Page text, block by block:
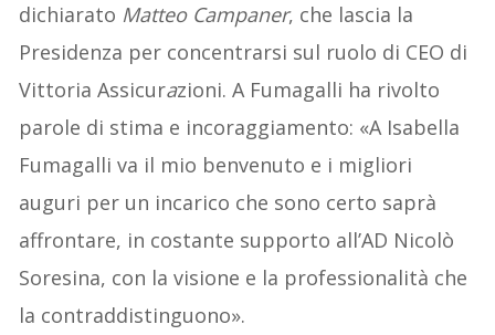
dichiarato Matteo Campaner, che lascia la
Presidenza per concentrarsi sul ruolo di CEO di
Vittoria Assicurazioni. A Fumagalli ha rivolto
parole di stima e incoraggiamento: «A Isabella
Fumagalli va il mio benvenuto e i migliori
auguri per un incarico che sono certo saprà
affrontare, in costante supporto all’AD Nicolò
Soresina, con la visione e la professionalità che
la contraddistinguono».